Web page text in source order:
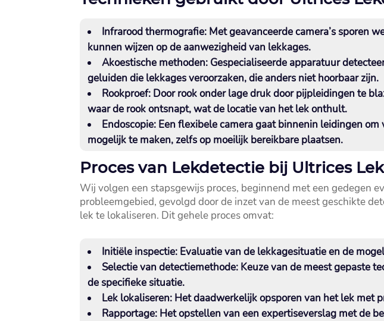
Infrarood thermografie: Met geavanceerde camera’s sporen
kunnen wijzen op de aanwezigheid van lekkages.​
Akoestische methoden: Gespecialiseerde apparatuur
geluiden die lekkages veroorzaken, die anders niet hoorbaar zijn.​
Rookproef: Door rook onder lage druk door pijpleidingen te
waar de rook ontsnapt, wat de locatie van het lek onthult.​
Endoscopie: Een flexibele camera gaat binnenin leidingen om
mogelijk te maken, zelfs op moeilijk bereikbare plaatsen.​
Proces van Lekdetectie bij Ultrices
Wij volgen een stapsgewijs proces, beginnend met een gedegen
probleemgebied, gevolgd door de inzet van de meest geschikte
lek te lokaliseren.​ Dit gehele proces omvat:
Initiële inspectie: Evaluatie van de lekkagesituatie en de
Selectie van detectiemethode: Keuze van de meest gepaste
de specifieke situatie.​
Lek lokaliseren: Het daadwerkelijk opsporen van het lek met
Rapportage: Het opstellen van een expertiseverslag met de